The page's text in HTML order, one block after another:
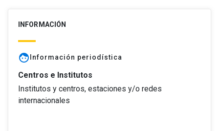
INFORMACIÓN
face Información periodística
Centros e Institutos
Institutos y centros, estaciones y/o redes
internacionales